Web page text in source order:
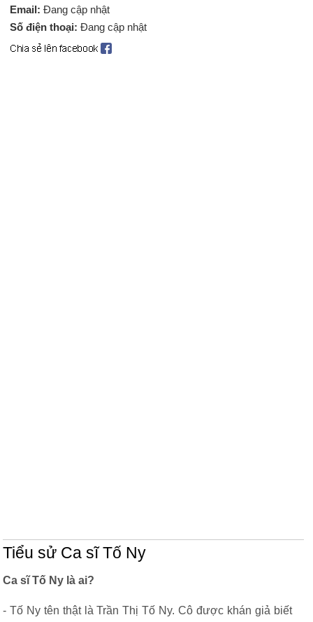
Email: Đang cập nhật
Số điện thoại: Đang cập nhật
Tiểu sử Ca sĩ Tố Ny
Ca sĩ Tố Ny là ai?
- Tố Ny tên thật là Trần Thị Tố Ny. Cô được khán giả biết